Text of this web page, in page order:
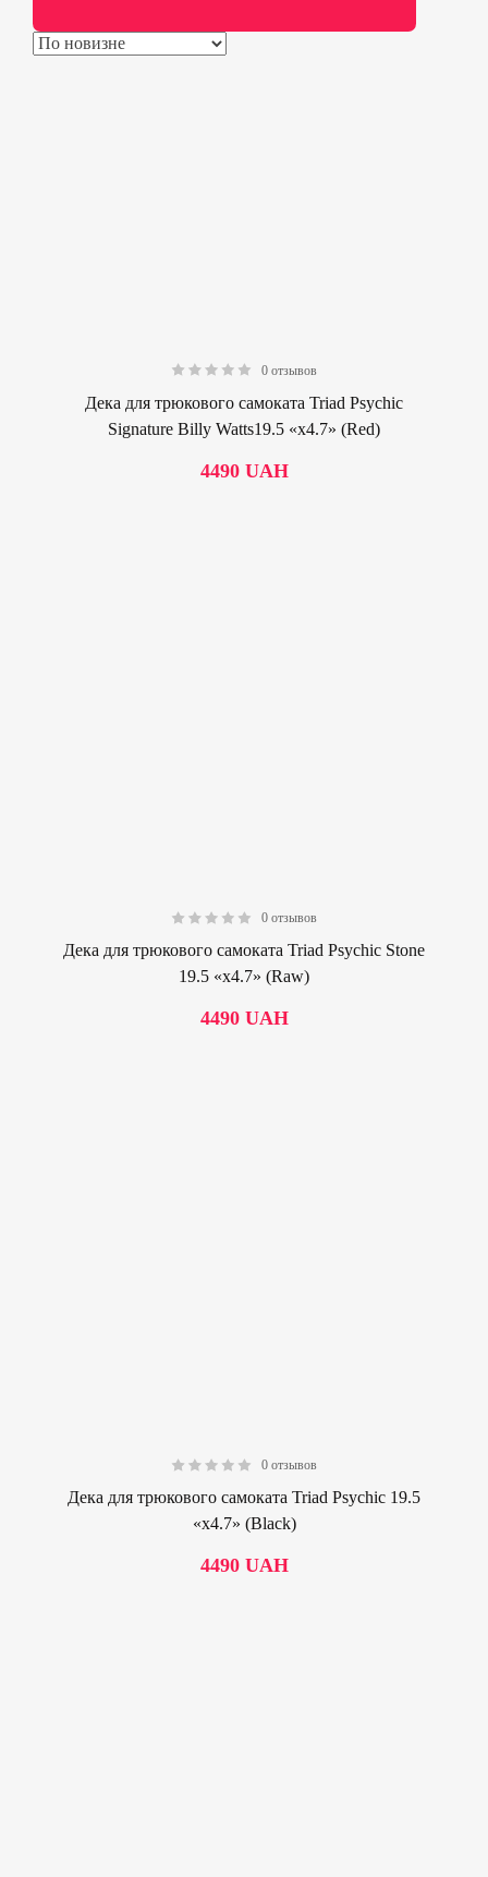
0 отзывов
Дека для трюкового самоката Triad Psychic
Signature Billy Watts19.5 «х4.7» (Red)
4490 UAH
0 отзывов
Дека для трюкового самоката Triad Psychic Stone
19.5 «х4.7» (Raw)
4490 UAH
0 отзывов
Дека для трюкового самоката Triad Psychic 19.5
«х4.7» (Black)
4490 UAH